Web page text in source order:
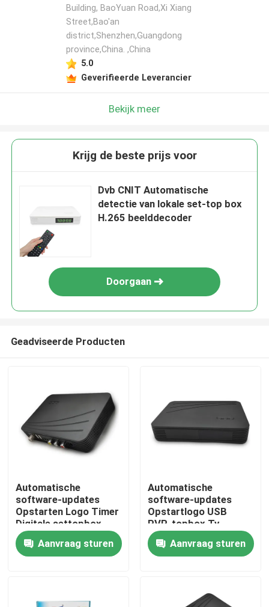
Thuis
VR-show
Building, BaoYuan Road,Xi Xiang
Street,Bao'an
district,Shenzhen,Guangdong
province,China. ,China
5.0
Geverifieerde Leverancier
Bekijk meer
Krijg de beste prijs voor
Dvb CNIT Automatische
detectie van lokale set-top box
H.265 beelddecoder
Doorgaan
Geadviseerde Producten
Automatische
software-updates
Opstarten Logo Timer
Digitale settopbox
Digitale tv-settopbox
Aanvraag sturen
Automatische
software-updates
Opstartlogo USB
PVR-topbox Tv
digitale kabelset-
topboxAanvraag sturen